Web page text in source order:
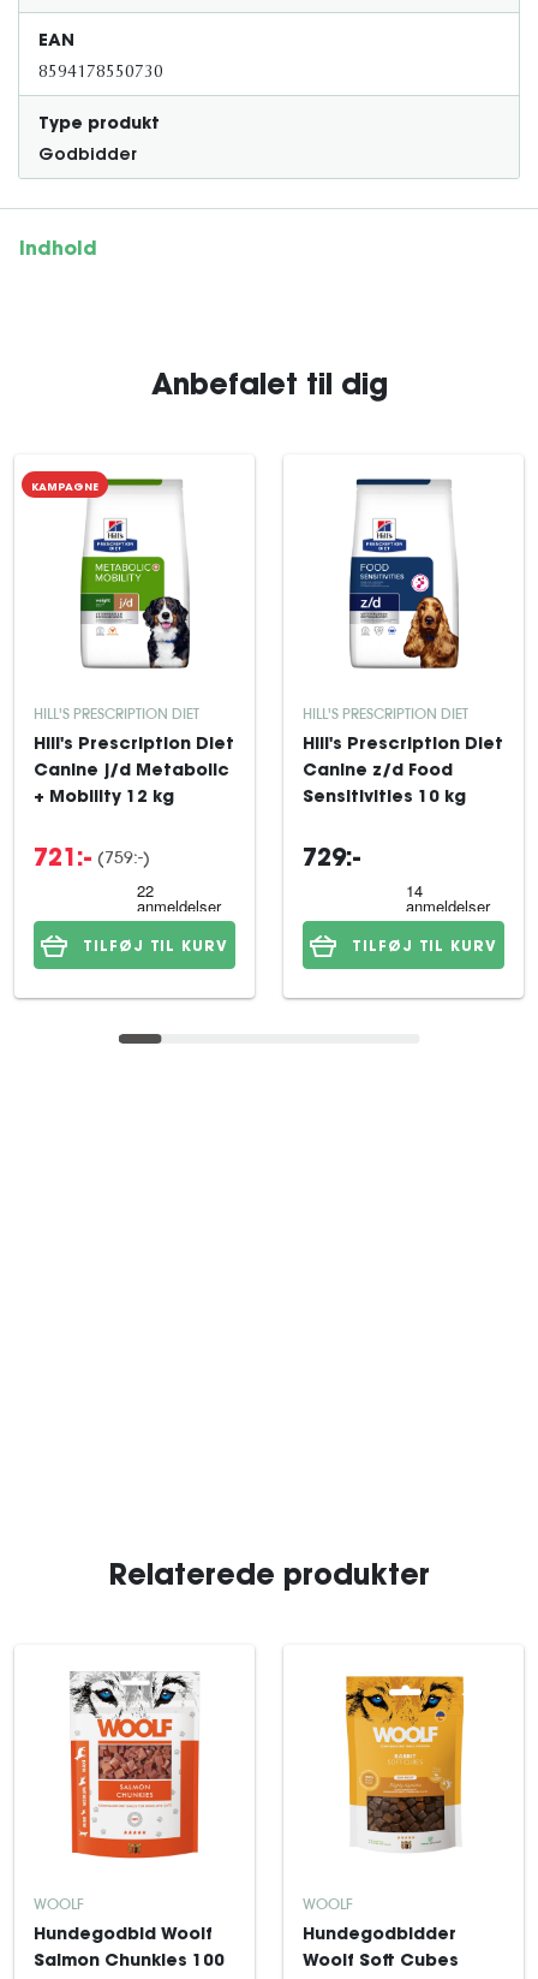
EAN
8594178550730
Type produkt
Godbidder
Indhold
Anbefalet til dig
KAMPAGNE
HILL'S PRESCRIPTION DIET
Hill's Prescription Diet
Canine j/d Metabolic
+ Mobility 12 kg
721:- (759:-)
TILFØJ TIL KURV
HILL'S PRESCRIPTION DIET
Hill's Prescription Diet
Canine z/d Food
Sensitivities 10 kg
729:-
TILFØJ TIL KURV
Relaterede produkter
WOOLF
Hundegodbid Woolf
Salmon Chunkies 100
WOOLF
Hundegodbidder
Woolf Soft Cubes